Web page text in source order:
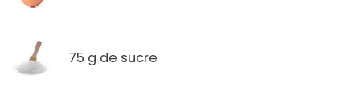
75 g de sucre